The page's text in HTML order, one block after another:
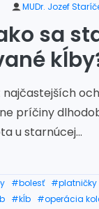
MUDr. Jozef
sa
najčastejších
príčiny
u starnúcej...
#bolesť #platničky
#kĺb #operácia